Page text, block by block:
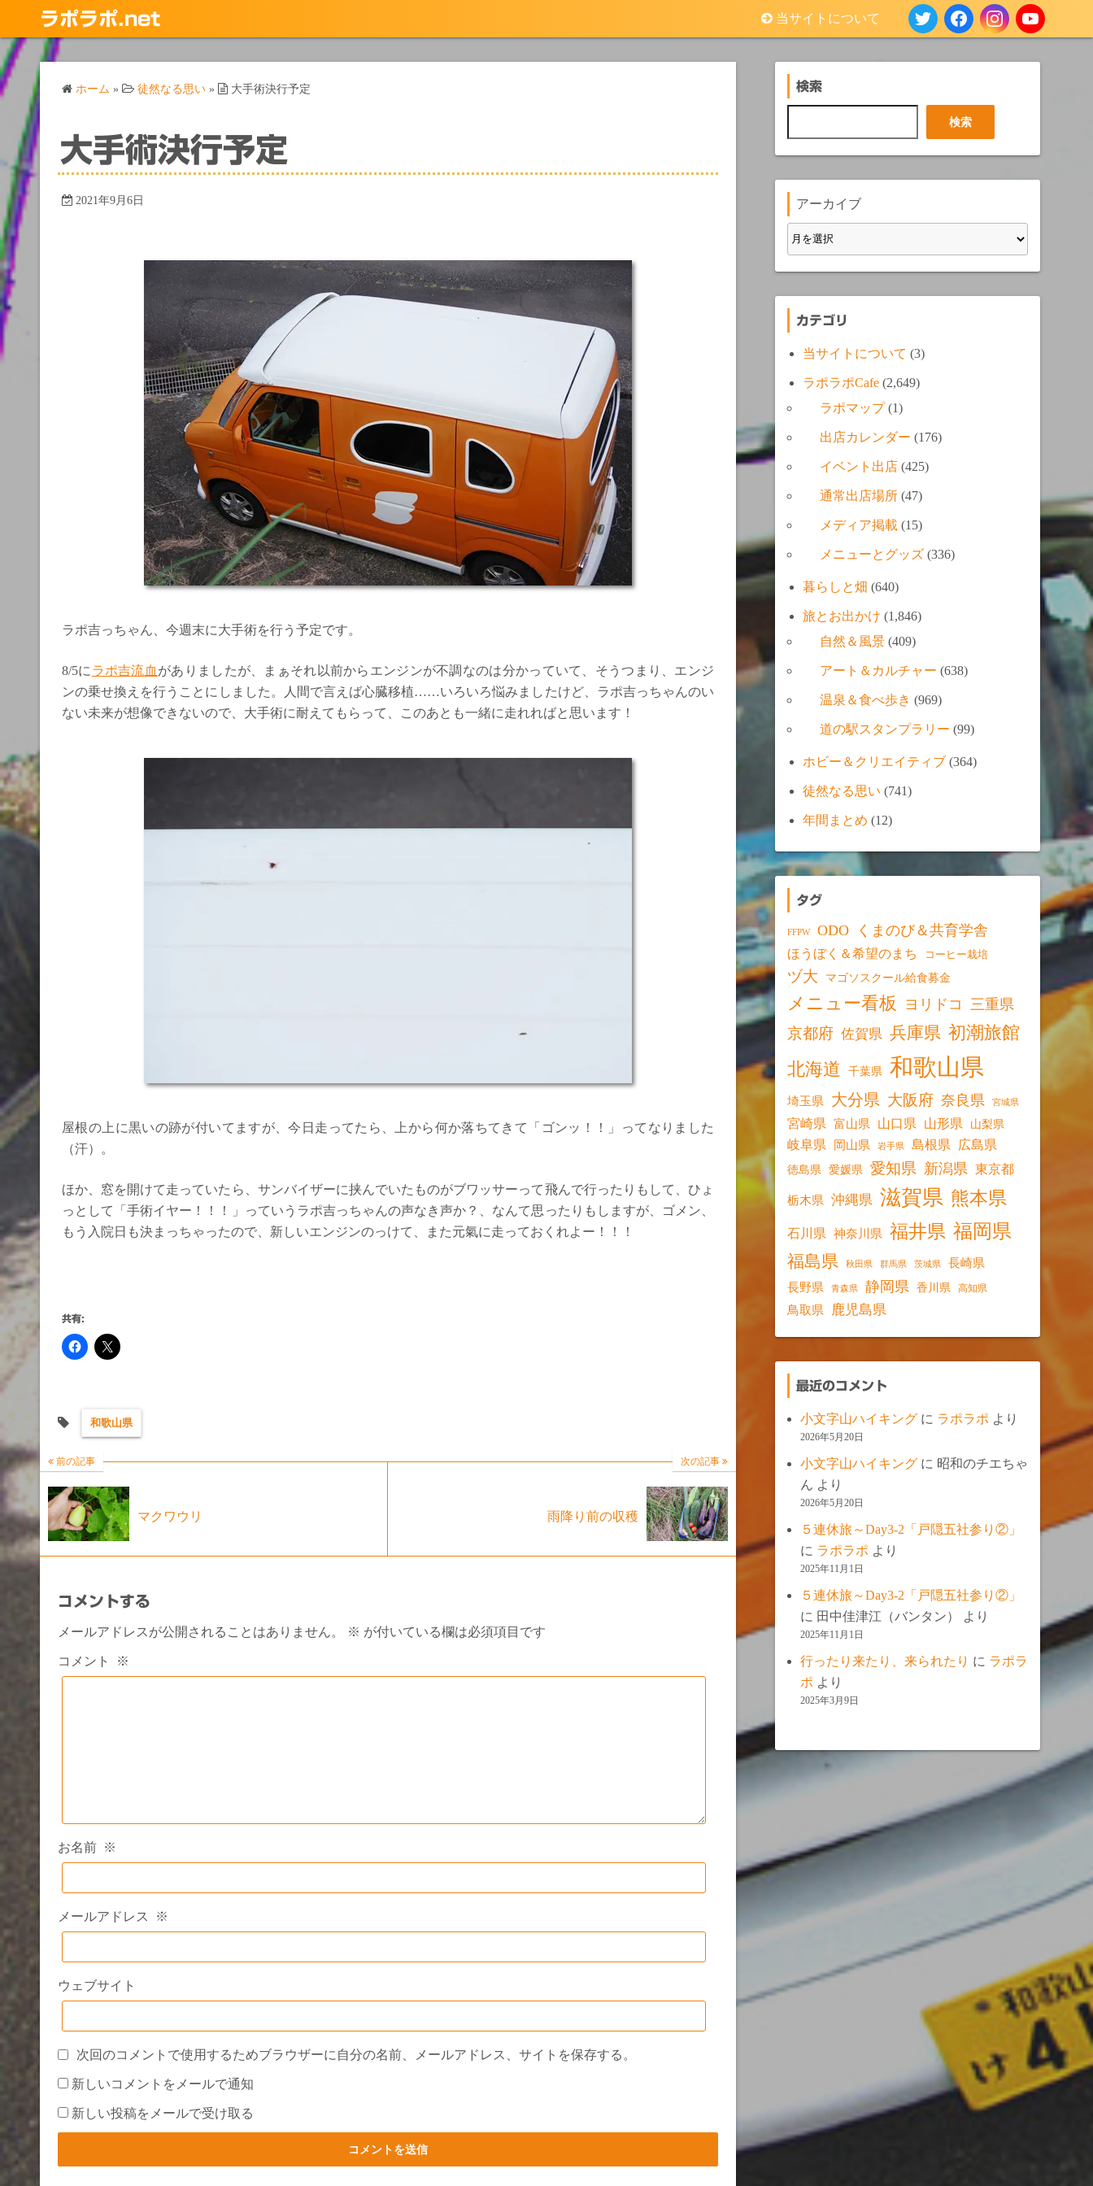
テ
ン
ツ
プ
ラポラポ.net 当サイトについて
ホーム » 徒然なる思い » 大手術決行予定
大手術決行予定
2021年9月6日
ラポ吉っちゃん、今週末に大手術を行う予定です。
8/5に ラポ吉流血 がありましたが、まぁそれ以前からエンジンが不調なのは分かっていて、そうつまり、エンジ
ンの乗せ換えを行うことにしました。人間で言えば心臓移植……いろいろ悩みましたけど、ラポ吉っちゃんのい
ない未来が想像できないので、大手術に耐えてもらって、このあとも一緒に走れればと思います！
屋根の上に黒いの跡が付いてますが、今日走ってたら、上から何か落ちてきて「ゴンッ！！」ってなりました
（汗）。
ほか、窓を開けて走っていたら、サンバイザーに挟んでいたものがブワッサーって飛んで行ったりもして、ひょ
っとして「手術イヤー！！！」っていうラポ吉っちゃんの声なき声か？、なんて思ったりもしますが、ゴメン、
もう入院日も決まっちゃったので、新しいエンジンのっけて、また元氣に走っておくれよー！！！
共有:
和歌山県
前の記事
マクワウリ
次の記事
雨降り前の収穫
コメントする
メールアドレスが公開されることはありません。 ※ が付いている欄は必須項目です
コメント ※
お名前 ※
メールアドレス ※
ウェブサイト
次回のコメントで使用するためブラウザーに自分の名前、メールアドレス、サイトを保存する。
新しいコメントをメールで通知
新しい投稿をメールで受け取る
検索
索
検索
アーカイブ
カテゴリ
当サイトについて (3)
ラポラポCafe (2,649)
ラポマップ(1)
出店カレンダー (176)
イベント出店 (425)
通常出店場所 (47)
メディア掲載 (15)
メニューとグッズ (336)
暮らしと畑 (640)
旅とお出かけ (1,846)
自然＆風景 (409)
アート＆カルチャー (638)
温泉＆食べ歩き (969)
道の駅スタンプラリー (99)
ホビー＆クリエイティブ (364)
徒然なる思い (741)
年間まとめ (12)
タグ
FFPW ODO くまのび＆共育学舎
ほうぼく＆希望のまち コーヒー栽培
ヅ大 マゴソスクール給食募金
メニュー看板 ヨリドコ 三重県
京都府 佐賀県 兵庫県 初潮旅館
北海道
千葉県 和歌山県
埼玉県 大分県 大阪府 奈良県 宮城県
宮崎県 富山県 山口県 山形県 山梨県
岐阜県 岡山県 岩手県 島根県 広島県
徳島県 愛媛県 愛知県 新潟県 東京都
栃木県 沖縄県 滋賀県 熊本県
石川県 神奈川県 福井県 福岡県
福島県 秋田県 群馬県 茨城県 長崎県
長野県 青森県 静岡県 香川県 高知県
鳥取県 鹿児島県
最近のコメント
小文字山ハイキング に ラポラポ より
2026年5月20日
小文字山ハイキング に 昭和のチエちゃ
ん より
2026年5月20日
５連休旅～Day3-2「戸隠五社参り②」
に ラポラポ より
2025年11月1日
５連休旅～Day3-2「戸隠五社参り②」
に 田中佳津江（バンタン） より
2025年11月1日
行ったり来たり、来られたり に ラポラ
ポ より
2025年3月9日